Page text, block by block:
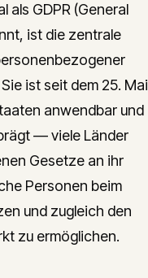
als GDPR (General
ist die zentrale
ist seit dem 25. Mai
anwendbar und
— viele Länder
Gesetze an ihr
Personen beim
und zugleich den
zu ermöglichen.